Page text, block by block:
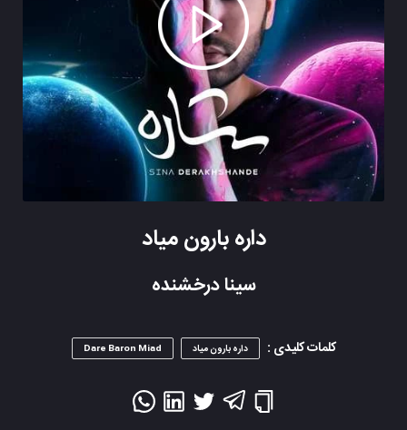
داره بارون میاد
سینا درخشنده
کلمات کلیدی : داره بارون میاد Dare Baron Miad